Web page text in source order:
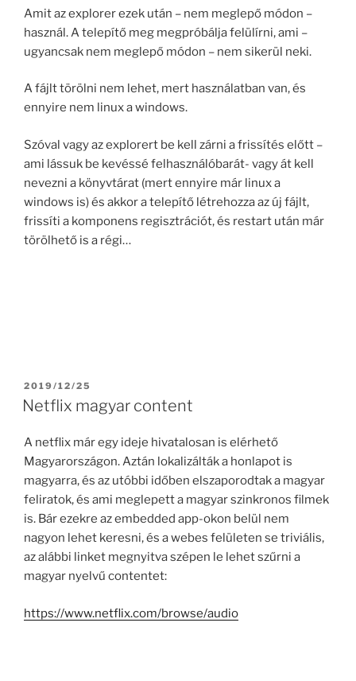
Amit az explorer ezek után – nem meglepő módon –
használ. A telepítő meg megpróbálja felülírni, ami –
ugyancsak nem meglepő módon – nem sikerül neki.
A fájlt törölni nem lehet, mert használatban van, és
ennyire nem linux a windows.
Szóval vagy az explorert be kell zárni a frissítés előtt –
ami lássuk be kevéssé felhasználóbarát- vagy át kell
nevezni a könyvtárat (mert ennyire már linux a
windows is) és akkor a telepítő létrehozza az új fájlt,
frissíti a komponens regisztrációt, és restart után már
törölhető is a régi…
POSTED
ON
2019/12/25
Netflix magyar content
A netflix már egy ideje hivatalosan is elérhető
Magyarországon. Aztán lokalizálták a honlapot is
magyarra, és az utóbbi időben elszaporodtak a magyar
feliratok, és ami meglepett a magyar szinkronos filmek
is. Bár ezekre az embedded app-okon belül nem
nagyon lehet keresni, és a webes felületen se triviális,
az alábbi linket megnyitva szépen le lehet szűrni a
magyar nyelvű contentet:
https://www.netflix.com/browse/audio